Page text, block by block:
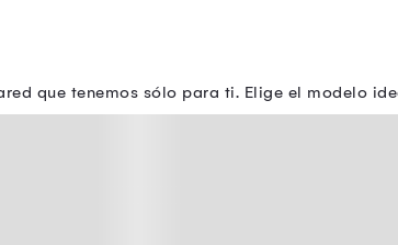
que tenemos sólo para ti. Elige el modelo